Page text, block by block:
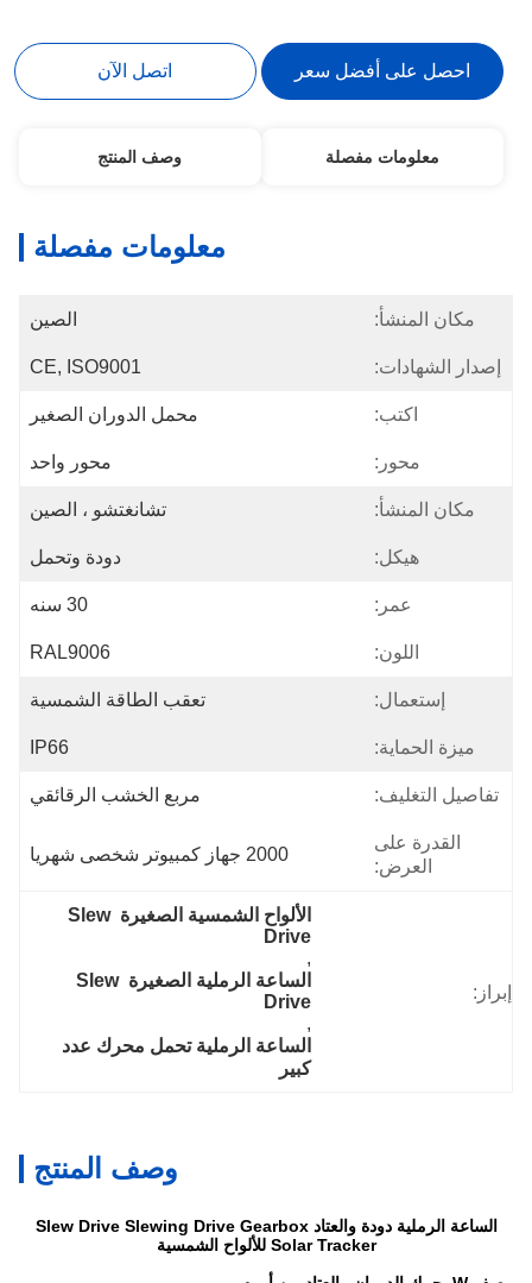
احصل على أفضل سعر اتصل الآن
معلومات مفصلة وصف المنتج
معلومات مفصلة
مكان المنشأ: الصين
إصدار الشهادات: CE, ISO9001
اكتب: محمل الدوران الصغير
محور: محور واحد
مكان المنشأ: تشانغتشو ، الصين
هيكل: دودة وتحمل
عمر: 30 سنه
اللون: RAL9006
إستعمال: تعقب الطاقة الشمسية
ميزة الحماية: IP66
تفاصيل التغليف: مربع الخشب الرقائقي
القدرة على
العرض:
2000 جهاز كمبيوتر شخصى شهريا
إبراز:
الألواح الشمسية الصغيرة Slew
Drive
الساعة الرملية الصغيرة Slew
Drive
الساعة الرملية تحمل محرك عدد
كبير
وصف المنتج
الساعة الرملية دودة والعتاد Slew Drive Slewing Drive Gearbox
Solar Tracker للألواح الشمسية